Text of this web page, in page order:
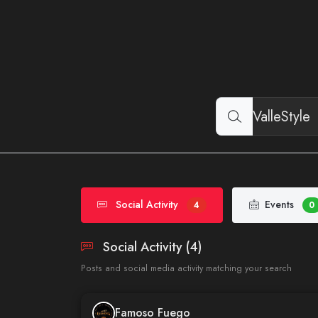
Social Activity 4 Events 0
Social Activity (4)
Posts and social media activity matching your search
Famoso Fuego